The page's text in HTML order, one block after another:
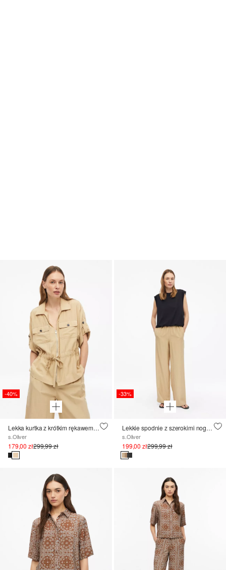
-40%
Lekka kurtka z krótkim rękawem i wiązaniem
s.Oliver
179,00 zł299,99 zł
-33%
Lekkie spodnie z szerokimi nogawkami i elastycznym pasem
s.Oliver
199,00 zł299,99 zł